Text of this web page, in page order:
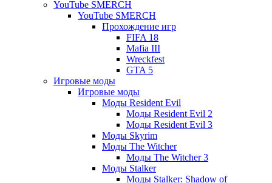
YouTube SMERCH
YouTube SMERCH
Прохождение игр
FIFA 18
Mafia III
Wreckfest
GTA 5
Игровые моды
Игровые моды
Моды Resident Evil
Моды Resident Evil 2
Моды Resident Evil 3
Моды Skyrim
Моды The Witcher
Моды The Witcher 3
Моды Stalker
Моды Stalker: Shadow of